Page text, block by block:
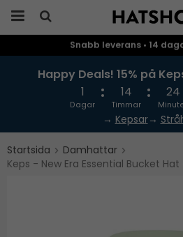
Snabb leverans • 14
Happy Deals! 15% på
1
Dagar
14
Timmar
24
→ Kepsar→
Startsida
Damhattar
Keps - New Era Essential Bucket